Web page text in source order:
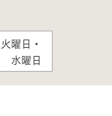
曜日・
水曜日